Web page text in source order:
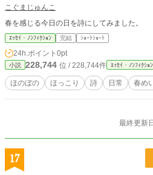
こぐまじゅんこ
春を感じる今日の日を詩にしてみました。
ｴｯｾｲ・ﾉﾝﾌｨｸｼｮﾝ 完結 ｼｮｰﾄｼｮｰﾄ
24h.ポイント 0pt
小説 228,744 位 / 228,744件 ｴｯｾｲ・ﾉﾝﾌｨｸｼｮﾝ
ほのぼの ほっこり 詩 日常 春め
最終更新
17